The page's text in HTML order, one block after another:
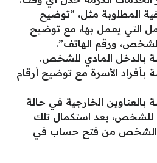
المطلوبة مثل، “توضيح
التي يعمل بها، مع توضيح
الشخص، ورقم الهاتف”.
بالدخل المادي للشخص.
بأفراد الأسرة مع توضيح أرقام
بالعناوين الخارجية في حالة
للشخص، بعد استكمال تلك
الشخص من فتح حساب في